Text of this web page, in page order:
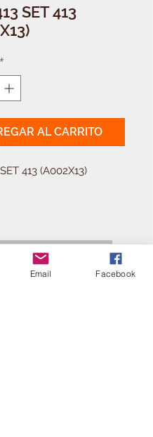
SET 413
*
AL CARRITO
413 (A002X13)
equipar tu
ferretería?
Email Facebook